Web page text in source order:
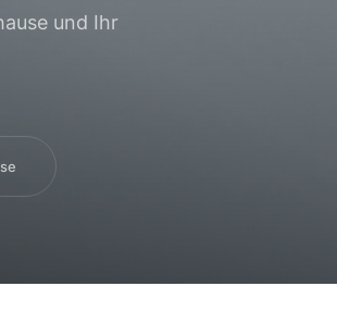
und Ihr